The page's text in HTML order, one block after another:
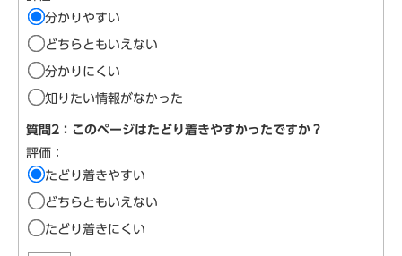
分かりやすい
どちらともいえない
分かりにくい
知りたい情報がなかった
質問2：このページはたどり着きやすかったですか？
評価：
たどり着きやすい
どちらともいえない
たどり着きにくい